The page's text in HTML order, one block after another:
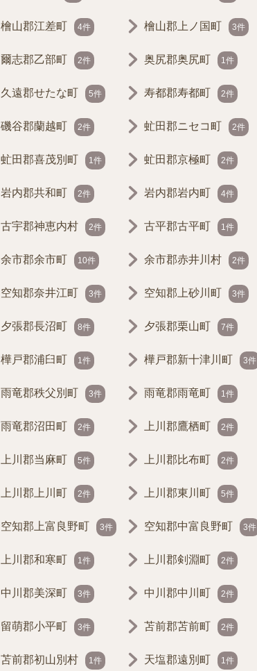
檜山郡江差町 4件 檜山郡上ノ国町 3件
爾志郡乙部町 2件 奥尻郡奥尻町 1件
久遠郡せたな町 5件 寿都郡寿都町 2件
磯谷郡蘭越町 2件 虻田郡ニセコ町 2件
虻田郡喜茂別町 1件 虻田郡京極町 2件
岩内郡共和町 2件 岩内郡岩内町 4件
古宇郡神恵内村 2件 古平郡古平町 1件
余市郡余市町 10件 余市郡赤井川村 2件
空知郡奈井江町 3件 空知郡上砂川町 3件
夕張郡長沼町 8件 夕張郡栗山町 7件
樺戸郡浦臼町 1件 樺戸郡新十津川町 3件
雨竜郡秩父別町 3件 雨竜郡雨竜町 1件
雨竜郡沼田町 2件 上川郡鷹栖町 2件
上川郡当麻町 5件 上川郡比布町 2件
上川郡上川町 2件 上川郡東川町 5件
空知郡上富良野町 3件 空知郡中富良野町 3件
上川郡和寒町 1件 上川郡剣淵町 2件
中川郡美深町 3件 中川郡中川町 2件
留萌郡小平町 3件 苫前郡苫前町 2件
苫前郡初山別村 1件 天塩郡遠別町 1件